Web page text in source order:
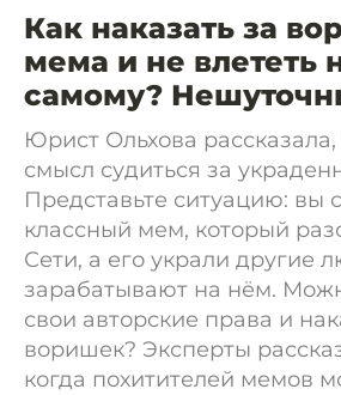
Как наказать за
мема и не влететь
самому?
Юрист Ольхова рассказала,
смысл судиться за
Представьте ситуацию: вы
классный мем, который
Сети, а его украли другие
зарабатывают на нём.
свои авторские права и
воришек? Эксперты
когда похитителей мемов